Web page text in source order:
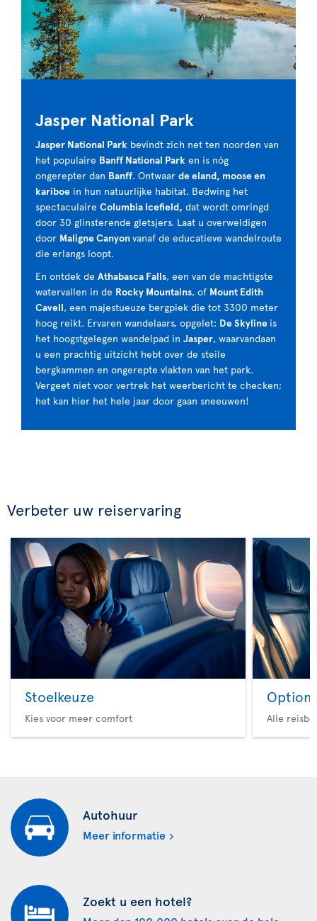
Jasper National Park
Jasper National Park bevindt zich net ten noorden van
het populaire Banff National Park en is nóg
ongerepter dan Banff. Ontwaar de eland, moose en
kariboe in hun natuurlijke habitat. Bedwing het
spectaculaire Columbia Icefield, dat wordt omringd
door 30 glinsterende gletsjers. Laat u overweldigen
door Maligne Canyonvanaf de educatieve wandelroute
die erlangs loopt.
En ontdek de Athabasca Falls, een van de machtigste
watervallen in de Rocky Mountains, of Mount Edith
Cavell, een majestueuze bergpiek die tot 3300 meter
hoog reikt. Ervaren wandelaars, opgelet: De Skyline is
het hoogstgelegen wandelpad in Jasper, waarvandaan
u een prachtig uitzicht hebt over de steile
bergkammen en ongerepte vlakten van het park.
Vergeet niet voor vertrek het weerbericht te checken;
het kan hier het hele jaar door gaan sneeuwen!
Verbeter uw reiservaring
Stoelkeuze
Kies voor meer comfort
Option
Alle
Autohuur
Meer informatie
Zoekt u een hotel?